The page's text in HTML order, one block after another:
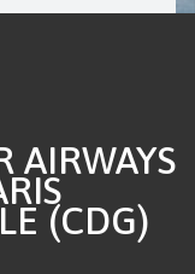
AIRWAYS
(CDG)